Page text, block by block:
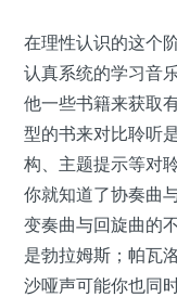
在理性认识的这个
认真系统的学习音
他一些书籍来获取
型的书来对比聆听
构、主题提示等对
你就知道了协奏曲
变奏曲与回旋曲的
是勃拉姆斯；帕瓦
沙哑声可能你也同